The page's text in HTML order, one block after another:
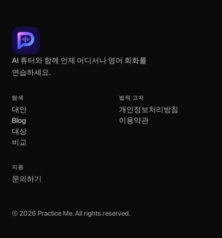
AI 튜터와 함께 언제 어디서나 영어 회화를
연습하세요.
탐색
대안
Blog
대상
비교
법적 고지
개인정보처리방침
이용약관
지원
문의하기
© 2026 Practice Me. All rights reserved.